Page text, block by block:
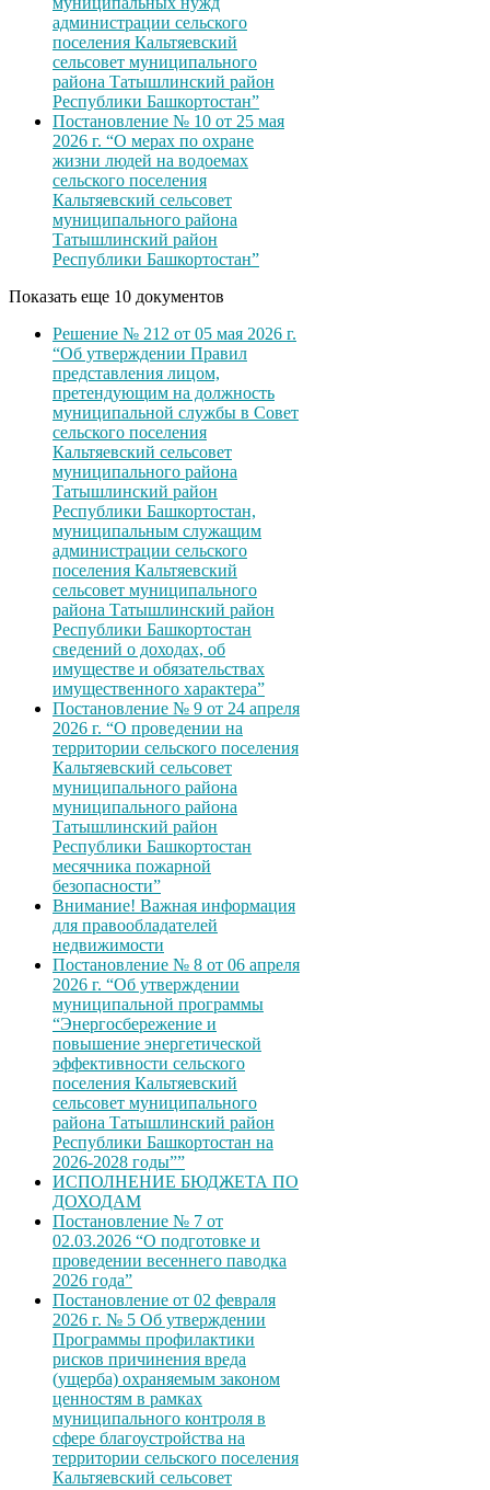
администрации сельского
поселения Кальтяевский
сельсовет муниципального
района Татышлинский район
Республики Башкортостан”
Постановление № 10 от 25 мая
2026 г. “О мерах по охране
жизни людей на водоемах
сельского поселения
Кальтяевский сельсовет
муниципального района
Татышлинский район
Республики Башкортостан”
Показать еще 10 документов
Решение № 212 от 05 мая 2026 г.
“Об утверждении Правил
представления лицом,
претендующим на должность
муниципальной службы в Совет
сельского поселения
Кальтяевский сельсовет
муниципального района
Татышлинский район
Республики Башкортостан,
муниципальным служащим
администрации сельского
поселения Кальтяевский
сельсовет муниципального
района Татышлинский район
Республики Башкортостан
сведений о доходах, об
имуществе и обязательствах
имущественного характера”
Постановление № 9 от 24 апреля
2026 г. “О проведении на
территории сельского поселения
Кальтяевский сельсовет
муниципального района
муниципального района
Татышлинский район
Республики Башкортостан
месячника пожарной
безопасности”
Внимание! Важная информация
для правообладателей
недвижимости
Постановление № 8 от 06 апреля
2026 г. “Об утверждении
муниципальной программы
“Энергосбережение и
повышение энергетической
эффективности сельского
поселения Кальтяевский
сельсовет муниципального
района Татышлинский район
Республики Башкортостан на
2026-2028 годы””
ИСПОЛНЕНИЕ БЮДЖЕТА ПО
ДОХОДАМ
Постановление № 7 от
02.03.2026 “О подготовке и
проведении весеннего паводка
2026 года”
Постановление от 02 февраля
2026 г. № 5 Об утверждении
Программы профилактики
рисков причинения вреда
(ущерба) охраняемым законом
ценностям в рамках
муниципального контроля в
сфере благоустройства на
территории сельского поселения
Кальтяевский сельсовет